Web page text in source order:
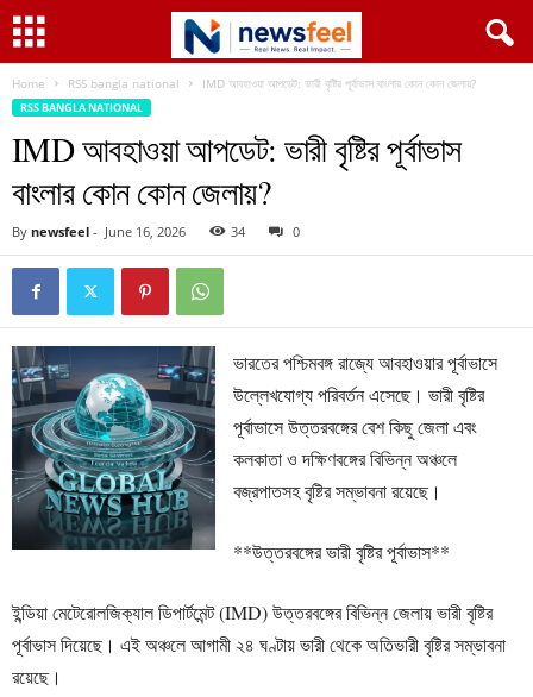
Home RSS bangla national IMD আবহাওয়া আপডেট: ভারী বৃষ্টির পূর্বাভাস বাংলার কোন কোন জেলায়?
RSS BANGLA NATIONAL
IMD আবহাওয়া আপডেট: ভারী বৃষ্টির পূর্বাভাস
বাংলার কোন কোন জেলায়?
By newsfeel - June 16, 2026 34 0
ভারতের পশ্চিমবঙ্গ রাজ্যে আবহাওয়ার পূর্বাভাসে
উল্লেখযোগ্য পরিবর্তন এসেছে। ভারী বৃষ্টির
পূর্বাভাসে উত্তরবঙ্গের বেশ কিছু জেলা এবং
কলকাতা ও দক্ষিণবঙ্গের বিভিন্ন অঞ্চলে
বজ্রপাতসহ বৃষ্টির সম্ভাবনা রয়েছে।
**উত্তরবঙ্গের ভারী বৃষ্টির পূর্বাভাস**
ইন্ডিয়া মেটেরোলজিক্যাল ডিপার্টমেন্ট (IMD) উত্তরবঙ্গের বিভিন্ন জেলায় ভারী বৃষ্টির
পূর্বাভাস দিয়েছে। এই অঞ্চলে আগামী ২৪ ঘণ্টায় ভারী থেকে অতিভারী বৃষ্টির সম্ভাবনা
রয়েছে।